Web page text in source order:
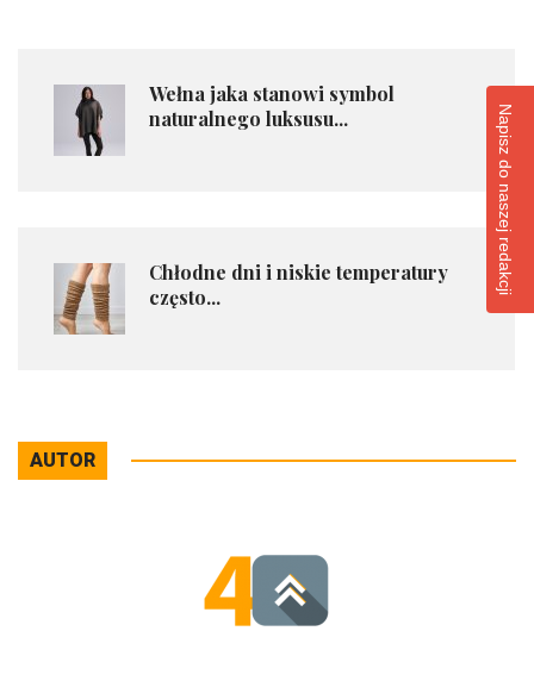
Wełna jaka stanowi symbol
naturalnego luksusu...
Chłodne dni i niskie temperatury
często...
AUTOR
Napisz do naszej redakcji